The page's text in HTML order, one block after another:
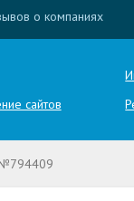
о компаниях
сайтов